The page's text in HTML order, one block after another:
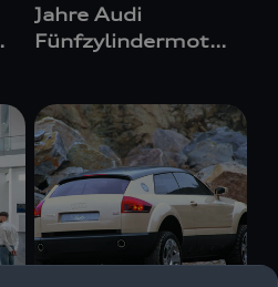
Jahre Audi
Fünfzylindermoto
g im Audi
museum mobile